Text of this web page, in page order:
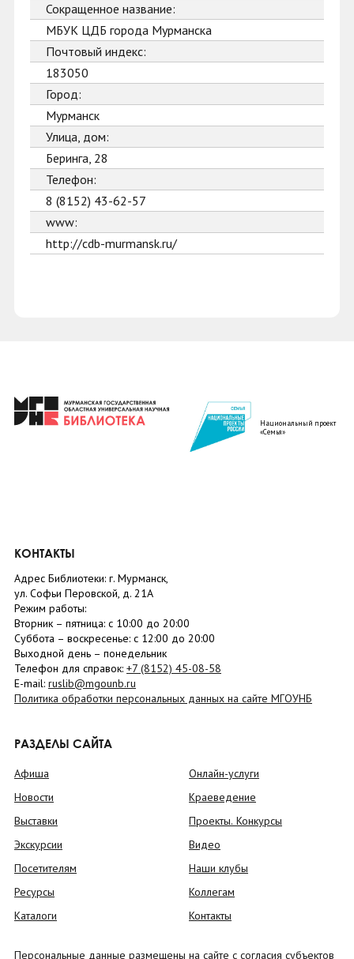
Сокращенное название:
МБУК ЦДБ города Мурманска
Почтовый индекс:
183050
Город:
Мурманск
Улица, дом:
Беринга, 28
Телефон:
8 (8152) 43-62-57
www:
http://cdb-murmansk.ru/
Национальный проект
«Семья»
КОНТАКТЫ
Адрес Библиотеки: г. Мурманск,
ул. Софьи Перовской, д. 21А
Режим работы:
Вторник – пятница: с 10:00 до 20:00
Суббота – воскресенье: c 12:00 до 20:00
Выходной день – понедельник
Телефон для справок: +7 (8152) 45-08-58
E-mail: ruslib@mgounb.ru
Политика обработки персональных данных на сайте МГОУНБ
РАЗДЕЛЫ САЙТА
Афиша
Новости
Выставки
Экскурсии
Посетителям
Ресурсы
Каталоги
Онлайн-услуги
Краеведение
Проекты. Конкурсы
Видео
Наши клубы
Коллегам
Контакты
Персональные данные размещены на сайте с согласия субъектов